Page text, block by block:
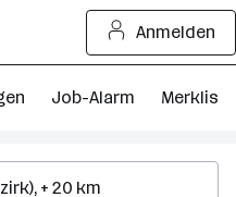
Anmelden
Job-Alarm Merkliste